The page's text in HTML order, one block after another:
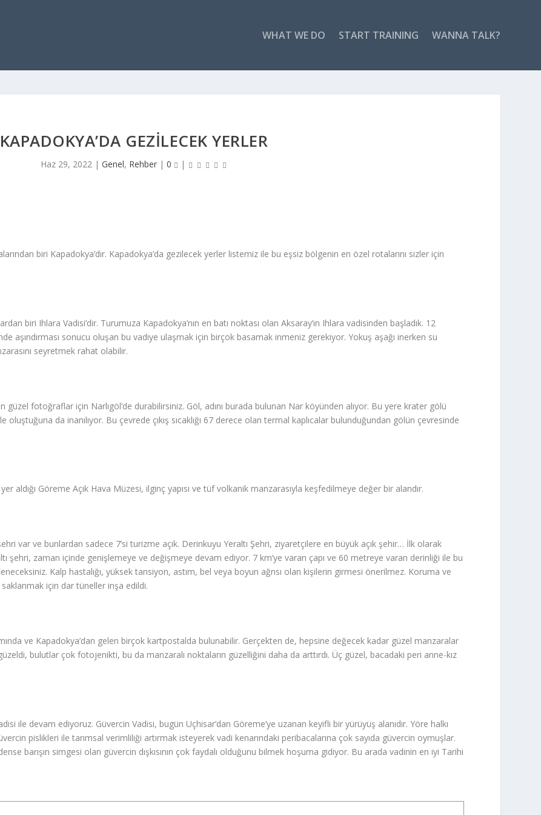
WHAT WE DO START TRAINING WANNA TALK?
KAPADOKYA’DA GEZILECEK YERLER
Haz 29, 2022| Genel, Rehber| 0 |
biri Kapadokya’dır. Kapadokya’da gezilecek yerler listemiz ile bu eşsiz bölgenin en özel rotalarını sizler için
biri Ihlara Vadisi’dir. Turumuza Kapadokya’nın en batı noktası olan Aksaray’ın Ihlara vadisinden başladık. 12
aşındırması sonucu oluşan bu vadiye ulaşmak için birçok basamak inmeniz gerekiyor. Yokuş aşağı inerken su
seyretmek rahat olabilir.
güzel fotoğraflar için Narlıgöl’de durabilirsiniz. Göl, adını burada bulunan Nar köyünden alıyor. Bu yere krater gölü
da inanılıyor. Bu çevrede çıkış sıcaklığı 67 derece olan termal kaplıcalar bulunduğundan gölün çevresinde
aldığı Göreme Açık Hava Müzesi, ilginç yapısı ve tüf volkanik manzarasıyla keşfedilmeye değer bir alandır.
var ve bunlardan sadece 7’si turizme açık. Derinkuyu Yeraltı Şehri, ziyaretçilere en büyük açık şehir… İlk olarak
şehri, zaman içinde genişlemeye ve değişmeye devam ediyor. 7 km’ye varan çapı ve 60 metreye varan derinliği ile bu
Kalp hastalığı, yüksek tansiyon, astım, bel veya boyun ağrısı olan kişilerin girmesi önerilmez. Koruma ve
için dar tüneller inşa edildi.
ve Kapadokya’dan gelen birçok kartpostalda bulunabilir. Gerçekten de, hepsine değecek kadar güzel manzaralar
bulutlar çok fotojenikti, bu da manzaralı noktaların güzelliğini daha da arttırdı. Üç güzel, bacadaki peri anne-kız
ile devam ediyoruz. Güvercin Vadisi, bugün Uçhisar’dan Göreme’ye uzanan keyifli bir yürüyüş alanıdır. Yöre halkı
pislikleri ile tarımsal verimliliği artırmak isteyerek vadi kenarındaki peribacalarına çok sayıda güvercin oymuşlar.
barışın simgesi olan güvercin dışkısının çok faydalı olduğunu bilmek hoşuma gidiyor. Bu arada vadinin en iyi Tarihi